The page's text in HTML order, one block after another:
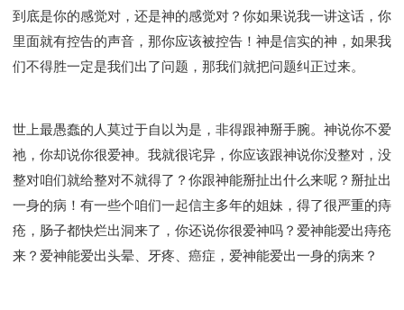
破除属世界的价值观
如何恢复神的形像
属灵人的好习惯
打开天上祝福的窗口
神迹系列
愚蠢系列
胜过撒但系列
得胜的性格
001C课程 - 灵界故事
004课程 - 华人命定神学理念
101课程 - 从寻求到信徒
102课程 - 医治释放中阶
103课程 - 圣经学习中阶
201课程 - 从信徒到门徒
301课程 - 领袖实操课程
302课程 - 新人接待
308课程 - 牧养理论基础培训
Y131课程 - 主动学习
到底是你的感觉对，还是神的感觉对？你如果说我一讲这话，你
里面就有控告的声音，那你应该被控告！神是信实的神，如果我
们不得胜一定是我们出了问题，那我们就把问题纠正过来。
世上最愚蠢的人莫过于自以为是，非得跟神掰手腕。神说你不爱
祂，你却说你很爱神。我就很诧异，你应该跟神说你没整对，没
整对咱们就给整对不就得了？你跟神能掰扯出什么来呢？掰扯出
一身的病！有一些个咱们一起信主多年的姐妹，得了很严重的痔
疮，肠子都快烂出洞来了，你还说你很爱神吗？爱神能爱出痔疮
来？爱神能爱出头晕、牙疼、癌症，爱神能爱出一身的病来？